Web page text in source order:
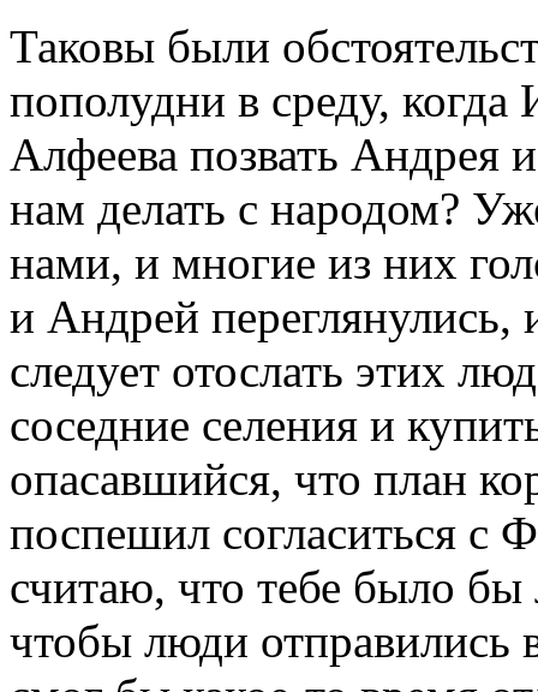
Таковы были
пополудни в среду,
Алфеева позвать Андрея
нам делать с народом?
нами, и многие из них
и Андрей переглянулись,
следует отослать этих
соседние селения и
опасавшийся, что план
поспешил согласиться с
считаю, что тебе было бы
чтобы люди отправились